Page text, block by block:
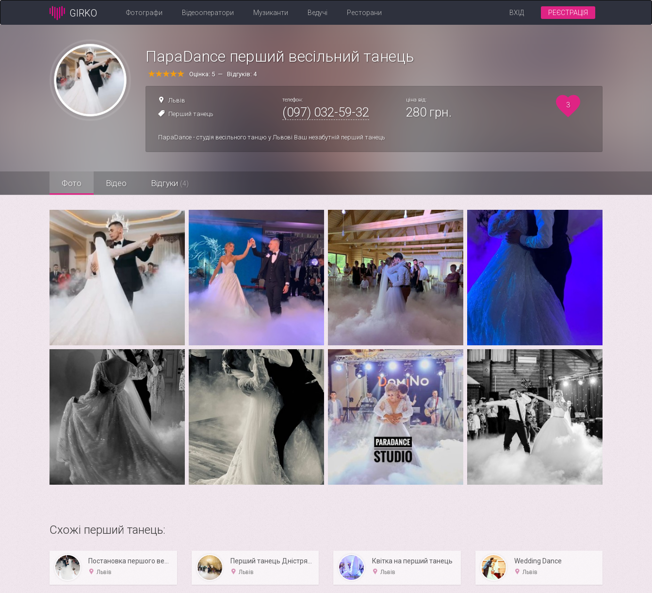
GIRKO Фотографи Відеооператори Музиканти Ведучі Ресторани ВХІД РЕЄСТРАЦІЯ
ПараDance перший весільний танець
Оцінка: 5 — Відгуків: 4
Львів
Перший танець
телефон:
(097) 032-59-32
ціна від:
280 грн.
ПараDance - студія весільного танцю у Львові Ваш незабутній перший танець
3
Фото Відео Відгуки (4)
Схожі перший танець:
Львів Львів
Квітка на перший танець
Львів
Wedding Dance
Львів